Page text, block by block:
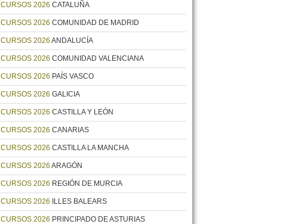
CURSOS 2026 CATALUÑA
CURSOS 2026 COMUNIDAD DE MADRID
CURSOS 2026 ANDALUCÍA
CURSOS 2026 COMUNIDAD VALENCIANA
CURSOS 2026 PAÍS VASCO
CURSOS 2026 GALICIA
CURSOS 2026 CASTILLA Y LEÓN
CURSOS 2026 CANARIAS
CURSOS 2026 CASTILLA LA MANCHA
CURSOS 2026 ARAGÓN
CURSOS 2026 REGIÓN DE MURCIA
CURSOS 2026 ILLES BALEARS
CURSOS 2026 PRINCIPADO DE ASTURIAS